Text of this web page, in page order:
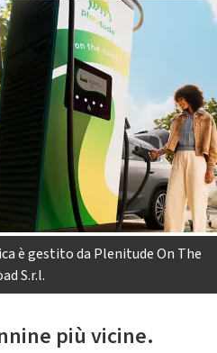
è gestito da Plenitude On The
S.r.l.
più vicine.